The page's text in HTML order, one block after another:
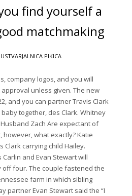
find yourself a
matchmaking
USTVARJALNICA PIKICA
company logos, and you will
unless given. The new
and you can partner Travis Clark
together, des Clark. Whitney
Zach Are expectant of
however, what exactly? Katie
Clark carrying child Hailey.
and Evan Stewart will
off four. The couple fastened the
farm in which sibling
partner Evan Stewart said the “I